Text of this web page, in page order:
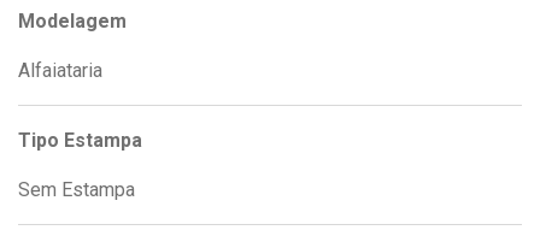
Modelagem
Alfaiataria
Tipo Estampa
Sem Estampa